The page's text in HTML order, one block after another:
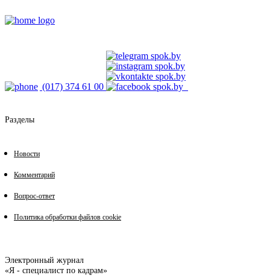
(017) 374 61 00
Разделы
Новости
Комментарий
Вопрос-ответ
Политика обработки файлов cookie
Электронный журнал
«Я - специалист по кадрам»